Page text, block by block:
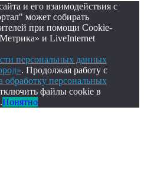
и его взаимодействия с
может собирать
при помощи Cookie-
и LiveInternet
персональных данных
. Продолжая работу с
обработку персональных
файлы cookie в
Понятно